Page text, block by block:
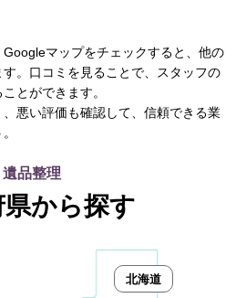
マップをチェックすると、他の
。口コミを見ることで、スタッフの
とができます。
悪い評価も確認して、信頼できる業
遺品整理
から探す
北海道